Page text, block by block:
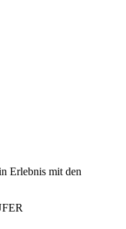
Erlebnis mit den